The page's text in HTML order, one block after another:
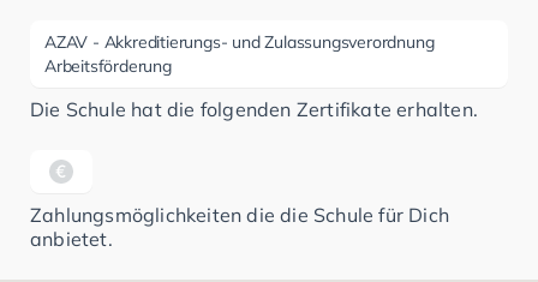
AZAV - Akkreditierungs- und Zulassungsverordnung
Arbeitsförderung
Die Schule hat die folgenden Zertifikate erhalten.
Zahlungsmöglichkeiten die die Schule für Dich
anbietet.